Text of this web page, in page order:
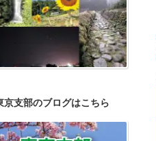
京支部のブログはこちら